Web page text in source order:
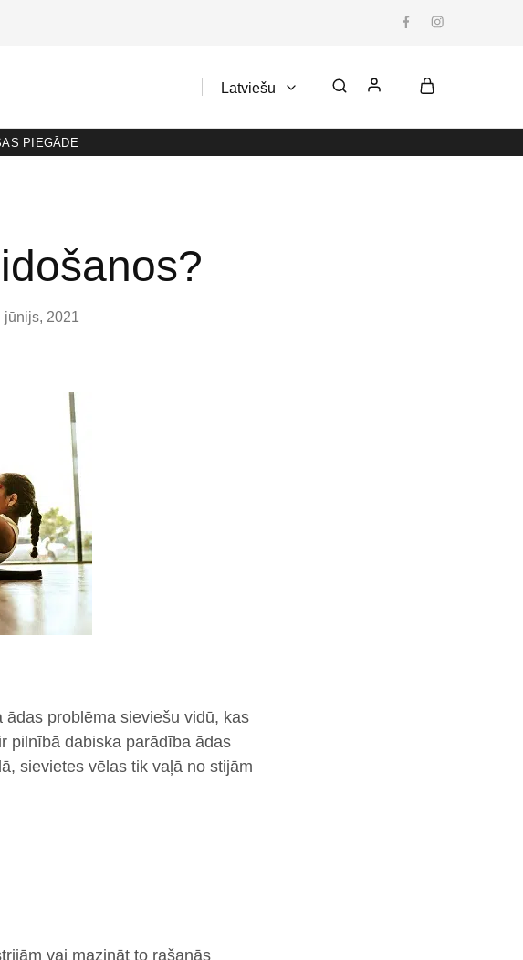
Latviešu
PIEGĀDE
jūnijs, 2021
problēma sieviešu vidū, kas
pilnībā dabiska parādība ādas
sievietes vēlas tik vaļā no stijām
vai mazināt to rašanās